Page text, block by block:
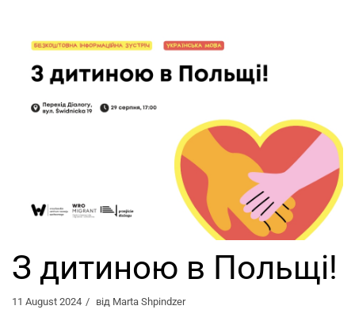
З дитиною в Польщі!
11 August 2024 від Marta Shpindzer